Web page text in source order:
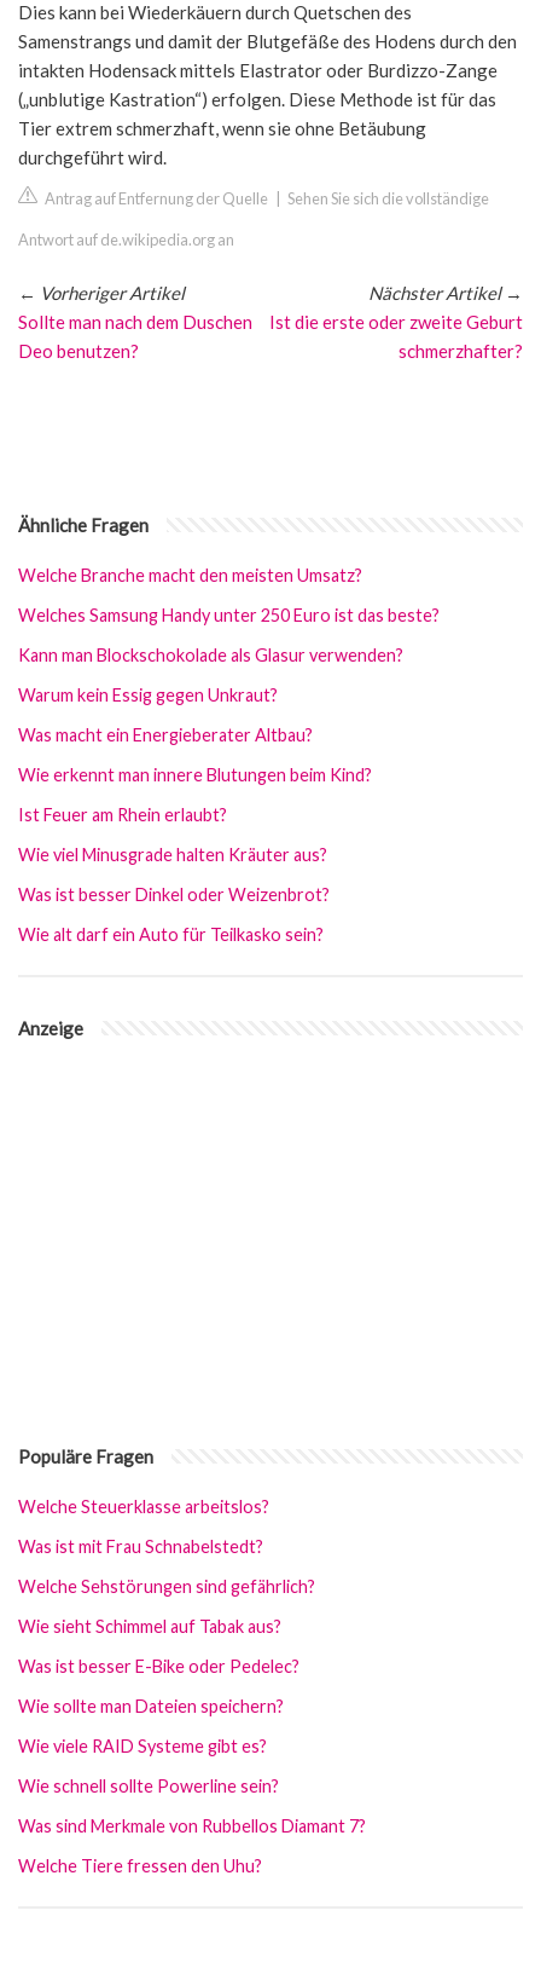
Dies kann bei Wiederkäuern durch Quetschen des
Samenstrangs und damit der Blutgefäße des Hodens durch den
intakten Hodensack mittels Elastrator oder Burdizzo-Zange
(„unblutige Kastration“) erfolgen. Diese Methode ist für das
Tier extrem schmerzhaft, wenn sie ohne Betäubung
durchgeführt wird.
Antrag auf Entfernung der Quelle Sehen Sie sich die vollständige
Antwort auf de.wikipedia.org an
← Vorheriger Artikel
Sollte man nach dem Duschen
Deo benutzen?
Nächster Artikel→
Ist die erste oder zweite Geburt
schmerzhafter?
Ähnliche Fragen
Welche Branche macht den meisten Umsatz?
Welches Samsung Handy unter 250 Euro ist das beste?
Kann man Blockschokolade als Glasur verwenden?
Warum kein Essig gegen Unkraut?
Was macht ein Energieberater Altbau?
Wie erkennt man innere Blutungen beim Kind?
Ist Feuer am Rhein erlaubt?
Wie viel Minusgrade halten Kräuter aus?
Was ist besser Dinkel oder Weizenbrot?
Wie alt darf ein Auto für Teilkasko sein?
Anzeige
Populäre Fragen
Welche Steuerklasse arbeitslos?
Was ist mit Frau Schnabelstedt?
Welche Sehstörungen sind gefährlich?
Wie sieht Schimmel auf Tabak aus?
Was ist besser E-Bike oder Pedelec?
Wie sollte man Dateien speichern?
Wie viele RAID Systeme gibt es?
Wie schnell sollte Powerline sein?
Was sind Merkmale von Rubbellos Diamant 7?
Welche Tiere fressen den Uhu?